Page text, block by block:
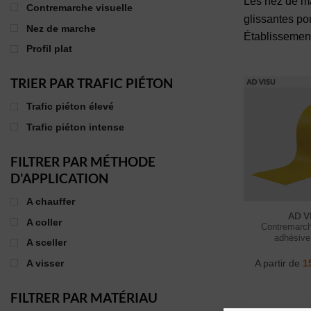
Contremarche visuelle
Nez de marche
Profil plat
TRIER PAR TRAFIC PIÉTON
Trafic piéton élevé
Trafic piéton intense
FILTRER PAR MÉTHODE
D'APPLICATION
A chauffer
A coller
A sceller
A visser
FILTRER PAR MATÉRIAU
glissantes
AD
A partir de